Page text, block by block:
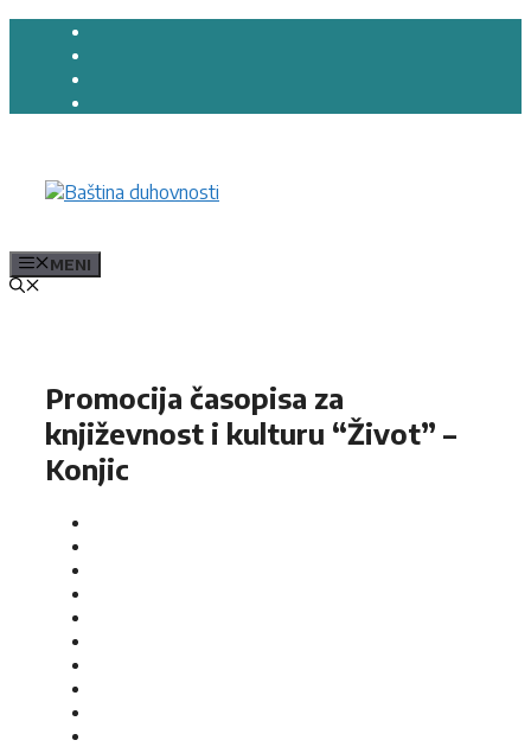
Preskoči
MENI
Promocija časopisa za
književnost i kulturu “Život” –
Konjic